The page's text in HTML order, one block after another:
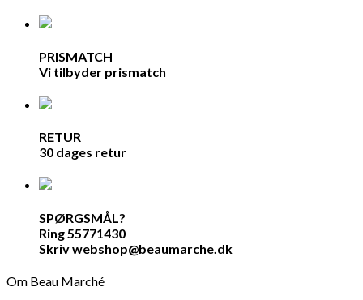
PRISMATCH
Vi tilbyder prismatch
RETUR
30 dages retur
SPØRGSMÅL?
Ring 55771430
Skriv webshop@beaumarche.dk
Om Beau Marché